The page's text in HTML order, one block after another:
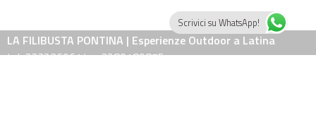
LA FILIBUSTA PONTINA | Esperienze Outdoor a Latina
tel. 3332369614 – 3280189875
Scrivici su WhatsApp!